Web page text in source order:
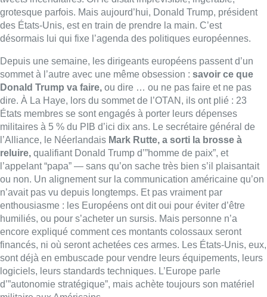
l’appelant “papa” — sans qu’on sache très bien s’il plaisantait
ou non. Un alignement sur la communication américaine qu’on
n’avait pas vu depuis longtemps. Et pas vraiment par
enthousiasme : les Européens ont dit oui pour éviter d’être
humiliés, ou pour s’acheter un sursis. Mais personne n’a
encore expliqué comment ces montants colossaux seront
financés, ni où seront achetées ces armes. Les États-Unis, eux,
sont déjà en embuscade pour vendre leurs équipements, leurs
logiciels, leurs standards techniques. L’Europe parle
d’”autonomie stratégique”, mais achète toujours son matériel
militaire aux Américains.
Et pendant que les capitales digèrent cette promesse
historique, une autre échéance approche : le 9 juillet. C’est la
date que Donald Trump a fixée pour conclure un accord
commercial avec l’Union européenne. Faute de quoi, il
appliquerades droits de douane pouvant aller jusqu’à 50 %.
La menace n’est pas théorique : Trump l’a répétée, avec son
sens habituel de la mise en scène, en visant nommément
certains pays. L’Espagne notamment, dont le Premier ministre
a refusé l’objectif des 5 % au sommet de La Haye : Trump a
promis de “leur faire payer deux fois plus cher”. Comment ?
Mystère. Mais la menace est là.